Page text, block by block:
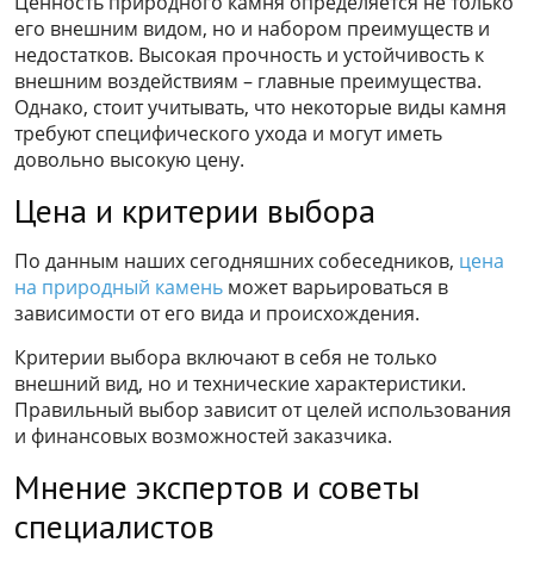
его внешним видом, но и набором преимуществ и
недостатков. Высокая прочность и устойчивость к
внешним воздействиям – главные преимущества.
Однако, стоит учитывать, что некоторые виды камня
требуют специфического ухода и могут иметь
довольно высокую цену.
Цена и критерии выбора
По данным наших сегодняшних собеседников, цена
на природный камень может варьироваться в
зависимости от его вида и происхождения.
Критерии выбора включают в себя не только
внешний вид, но и технические характеристики.
Правильный выбор зависит от целей использования
и финансовых возможностей заказчика.
Мнение экспертов и советы
специалистов